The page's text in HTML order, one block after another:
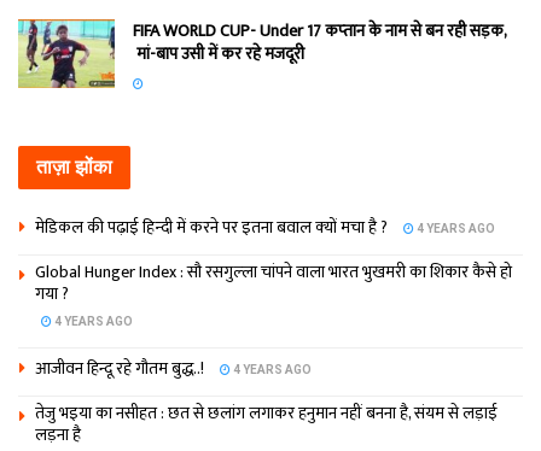
FIFA WORLD CUP- Under 17 कप्‍तान के नाम से बन रही सड़क,
मां-बाप उसी में कर रहे मजदूरी
ताज़ा झोंका
मेडिकल की पढ़ाई हिन्‍दी में करने पर इतना बवाल क्‍यों मचा है ? 4 YEARS AGO
Global Hunger Index : सौ रसगुल्‍ला चांपने वाला भारत भुखमरी का शिकार कैसे हो
गया ?
4 YEARS AGO
आजीवन हिन्दू रहे गौतम बुद्ध..! 4 YEARS AGO
तेजु भइया का नसीहत : छत से छलांग लगाकर हनुमान नहीं बनना है, संयम से लड़ाई
लड़ना है